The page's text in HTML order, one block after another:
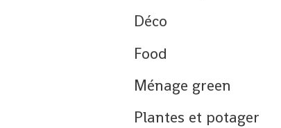
Déco
Food
Ménage green
Plantes et potager